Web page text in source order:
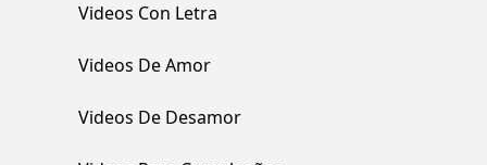
Videos Con Letra
Videos De Amor
Videos De Desamor